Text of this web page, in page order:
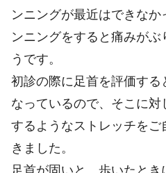
ンニングが最近はできな
ンニングをすると痛みが
うです。
初診の際に足首を評価する
なっているので、そこに
するようなストレッチを
きました。
足首が固いと、歩いたと